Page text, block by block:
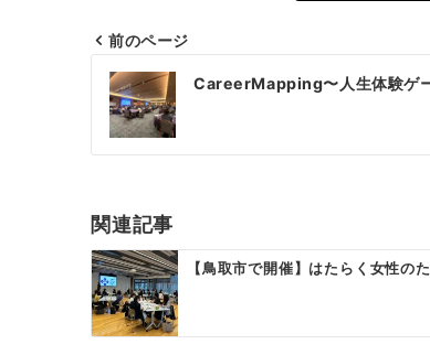
投
稿
ナ
ゲ
ー
シ
ョ
前のページ
CareerMapping〜人生体験ゲ
関連記事
【鳥取市で開催】はたらく女性の